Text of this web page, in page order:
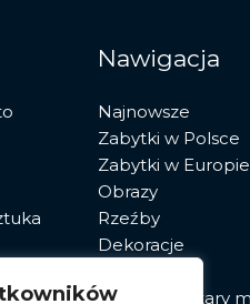
i
Nawigacja
Najnowsze
Zabytki w Polsce
Zabytki w Europie
Obrazy
Rzeźby
Dekoracje
Pracownia stary